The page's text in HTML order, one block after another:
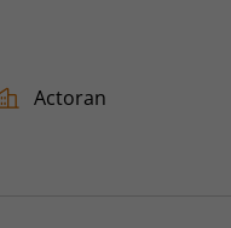
Actoran